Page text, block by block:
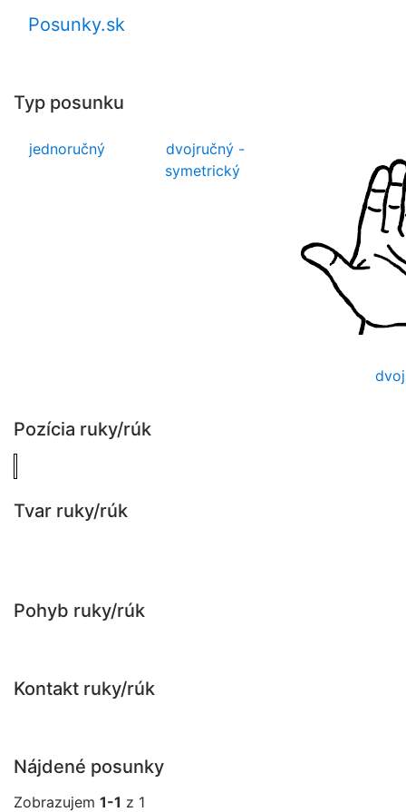
Posunky.sk
Typ posunku
jednoručný
dvojručný -
symetrický
Pozícia ruky/rúk
Tvar ruky/rúk
Pohyb ruky/rúk
Kontakt ruky/rúk
Nájdené posunky
Zobrazujem 1-1 z 1